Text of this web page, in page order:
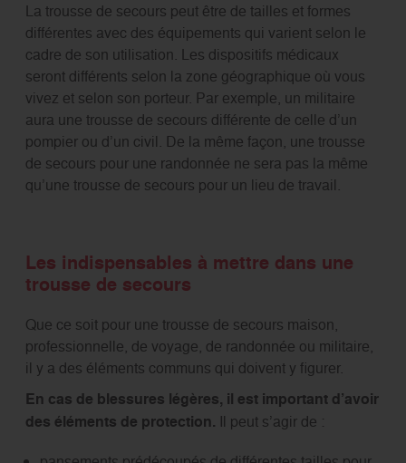
La trousse de secours peut être de tailles et formes
différentes avec des équipements qui varient selon le
cadre de son utilisation. Les dispositifs médicaux
seront différents selon la zone géographique où vous
vivez et selon son porteur. Par exemple, un militaire
aura une trousse de secours différente de celle d’un
pompier ou d’un civil. De la même façon, une trousse
de secours pour une randonnée ne sera pas la même
qu’une trousse de secours pour un lieu de travail.
Les indispensables à mettre dans une
trousse de secours
Que ce soit pour une trousse de secours maison,
professionnelle, de voyage, de randonnée ou militaire,
il y a des éléments communs qui doivent y figurer.
En cas de blessures légères, il est important d’avoir
des éléments de protection. Il peut s’agir de :